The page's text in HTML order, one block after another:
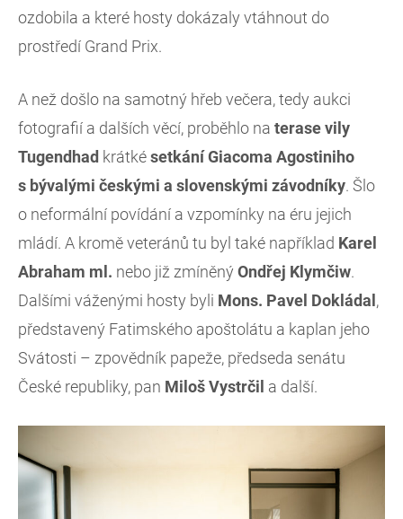
ozdobila a které hosty dokázaly vtáhnout do
prostředí Grand Prix.
A než došlo na samotný hřeb večera, tedy aukci
fotografií a dalších věcí, proběhlo na terase vily
Tugendhad krátkésetkání Giacoma Agostiniho
s bývalými českými a slovenskými závodníky. Šlo
o neformální povídání a vzpomínky na éru jejich
mládí. A kromě veteránů tu byl také například Karel
Abraham ml. nebo již zmíněný Ondřej Klymčiw.
Dalšími váženými hosty byli Mons. Pavel Dokládal ,
představený Fatimského apoštolátu a kaplan jeho
Svátosti – zpovědník papeže, předseda senátu
České republiky, pan Miloš Vystrčil a další.